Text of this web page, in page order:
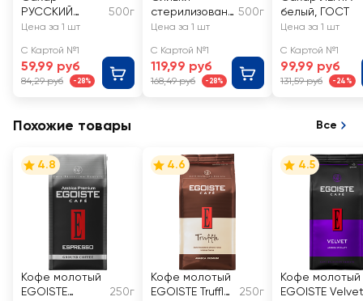
РУССКИЙ
кусковой
500г
Цена за 1 шт
С Картой №1
59,99 руб
84,29 руб -28%
стерилизованн
ые СЕЛО
без змж
500г
Цена за 1 шт
С Картой №1
119,99 руб
168,49 руб -28%
белый, ГОСТ
Цена за 1 шт
С Картой №1
99,99 руб
131,59 руб -24%
Похожие товары Все
4.8
Кофе молотый
EGOISTE
250г
4.6
Кофе молотый
EGOISTE Truffle
250г
4.5
Кофе молотый
EGOISTE Velvet